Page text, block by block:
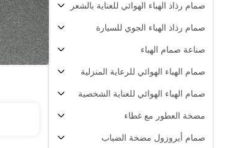
صمام رذاذ الهباء الهوائي للعناية بالشعر
صمام رذاذ الهباء الجوي للسيارة
صناعة صمام الهباء
صمام الهباء الهوائي للرعاية المنزلية
صمام الهباء الهوائي للعناية الشخصية
مضخة العطور مع غطاء
صمام أيروزول مضخة الضباب